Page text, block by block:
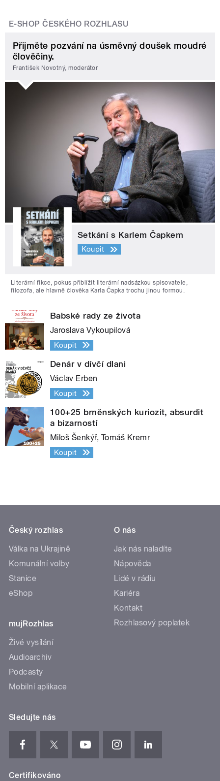
E-SHOP ČESKÉHO ROZHLASU
Přijměte pozvání na úsměvný doušek moudré
člověčiny.
František Novotný, moderátor
Setkání s Karlem Čapkem
Koupit
Literární fikce, pokus přiblížit literární nadsázkou spisovatele,
filozofa, ale hlavně člověka Karla Čapka trochu jinou formou.
Babské rady ze života
Jaroslava Vykoupilová
Koupit
Denár v dívčí dlani
Václav Erben
Koupit
100+25 brněnských kuriozit, absurdit
a bizarností
Miloš Šenkýř, Tomáš Kremr
Koupit
Český rozhlas
Válka na Ukrajině
Komunální volby
Stanice
eShop
mujRozhlas
Živé vysílání
Audioarchiv
Podcasty
Mobilní aplikace
O nás
Jak nás naladíte
Nápověda
Lidé v rádiu
Kariéra
Kontakt
Rozhlasový poplatek
Sledujte nás
Certifikováno